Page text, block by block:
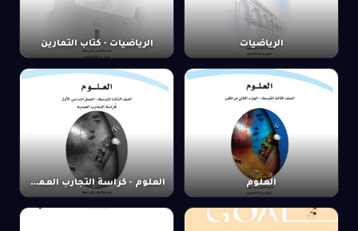
الرياضيات الرياضيات - كتاب التمارين
العلوم العلوم - كراسة التجارب العملية